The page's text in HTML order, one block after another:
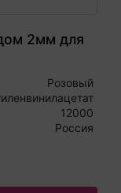
2мм для
Розовый
12000
Россия